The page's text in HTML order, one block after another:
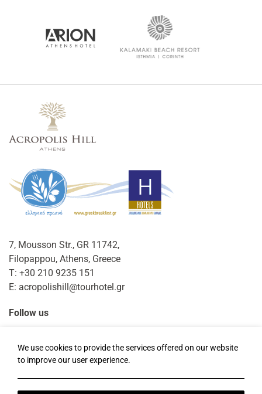
7, Mousson Str., GR 11742,
Filopappou, Athens, Greece
T: +30 210 9235 151
E: acropolishill@tourhotel.gr
Follow us
We use cookies to provide the services offered on our website
to improve our user experience.